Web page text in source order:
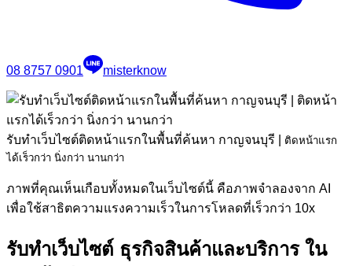
08 8757 0901 misterknow
รับทำเว็บไซต์ติดหน้าแรกในพื้นที่ค้นหา กาญจนบุรี
ติดหน้าแรก
ได้เร็วกว่า นิ่งกว่า นานกว่า
ภาพที่คุณเห็นเกือบทั้งหมดในเว็บไซต์นี้ คือภาพจำลองจาก AI
เพื่อใช้สาธิตความแรงความเร็วในการโหลดที่เร็วกว่า 10x
รับทำเว็บไซต์ ธุรกิจสินค้าและบริการ ใน